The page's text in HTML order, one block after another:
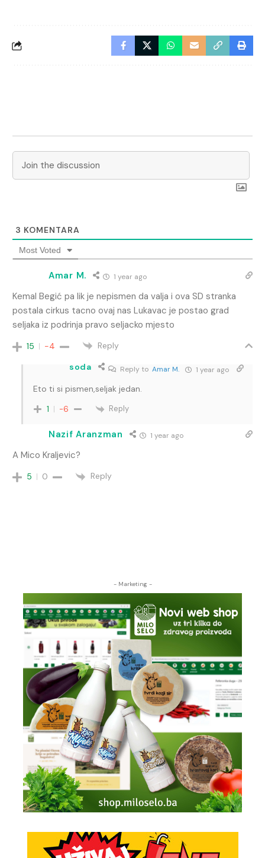
3 KOMENTARA
Most Voted
Amar M. 1 year ago
Kemal Begić pa lik je nepismen da valja i ova SD stranka
postala cirkus tacno ovaj nas Lukavac je postao grad
seljaka iz podrinja pravo seljacko mjesto
15 -4 Reply
soda Reply to Amar M. 1 year ago
Eto ti si pismen,seljak jedan.
1 -6 Reply
Nazif Aranzman 1 year ago
A Mico Kraljevic?
5 0 Reply
- Marketing -